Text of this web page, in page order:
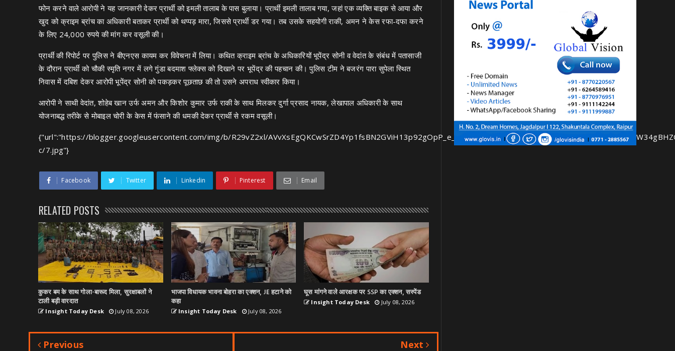
फोन करने वाले आरोपी ने यह जानकारी देकर प्रार्थी को इमली तालाब के पास बुलाया। प्रार्थी इमली तालाब गया, जहां एक व्यक्ति बाइक से आया और
खुद को क्राइम ब्रांच का अधिकारी बताकर प्रार्थी को थप्पड़ मारा, जिससे प्रार्थी डर गया। तब उसके सहयोगी राकी, अमन ने केस रफा-दफा करने
के लिए 24,000 रुपये की मांग कर वसूली की।
प्रार्थी की रिपोर्ट पर पुलिस ने बीएनएस कायम कर विवेचना में लिया। कथित क्राइम ब्रांच के अधिकारियों भूपेंद्र सोनी व वेदांत के संबंध में पतासाजी
के दौरान प्रार्थी को चौकी स्मृति नगर में लगे गुंडा बदमाश फ्लेक्स को दिखाने पर भूपेंद्र की पहचान की। पुलिस टीम ने बजरंग पारा सुपेला स्थित
निवास में दबिश देकर आरोपी भूपेंद्र सोनी को पकड़कर पूछताछ की तो उसने अपराध स्वीकार किया।
आरोपी ने साथी वेदांत, शोहेब खान उर्फ अमन और किशोर कुमार उर्फ राकी के साथ मिलकर दुर्गा प्रसाद नायक, लेखापाल अधिकारी के साथ
योजनाबद्ध तरीके से मोबाइल चोरी के केस में फंसाने की धमकी देकर प्रार्थी से रकम वसूली।
{"url":"https://blogger.googleusercontent.com/img/b/R29vZ2xl/
c/7.jpg"}
Facebook Twitter Linkedin Pinterest Email
RELATED POSTS
कुकर बम के साथ गोला-बारूद मिला, सुरक्षाबलों ने
टाली बड़ी वारदात
Insight Today Desk July 08, 2026
भाजपा विधायक भावना बोहरा का एक्शन, JE हटाने को
कहा
Insight Today Desk July 08, 2026
घूस मांगने वाले आरक्षक पर SSP का एक्शन, सस्पेंड
Insight Today Desk July 08, 2026
Previous Next